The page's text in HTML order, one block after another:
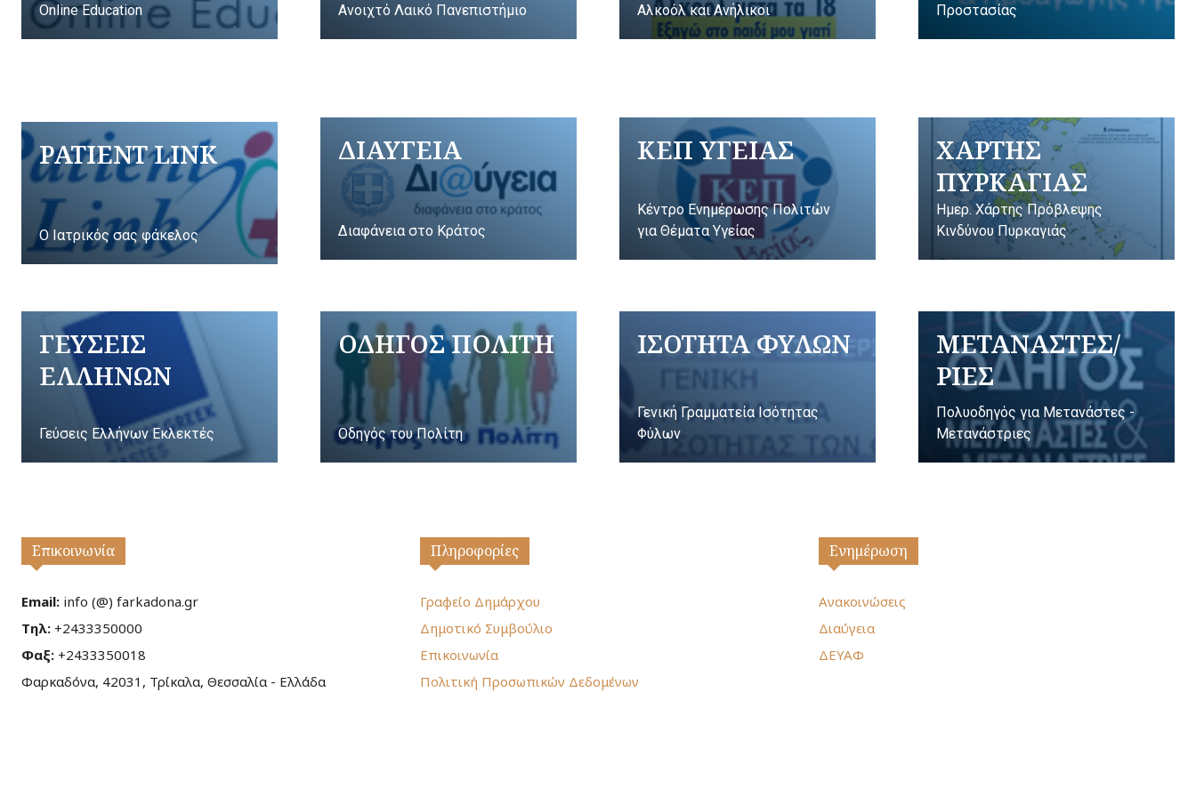
Online Education Ανοιχτό Λαικό Πανεπιστήμιο Αλκοόλ και Ανήλικοι Προστασίας
PATIENT LINK
Ο Ιατρικός σας φάκελος
ΔΙΑΥΓΕΙΑ
Διαφάνεια στο Κράτος
ΚΕΠ ΥΓΕΙΑΣ
Κέντρο Ενημέρωσης Πολιτών
για Θέματα Υγείας
ΧΑΡΤΗΣ
ΠΥΡΚΑΓΙΑΣ
Ημερ. Χάρτης Πρόβλεψης
Κινδύνου Πυρκαγιάς
ΓΕΥΣΕΙΣ
ΕΛΛΗΝΩΝ
Γεύσεις Ελλήνων Εκλεκτές
ΟΔΗΓΟΣ ΠΟΛΙΤΗ
Οδηγός του Πολίτη
ΙΣΟΤΗΤΑ ΦΥΛΩΝ
Γενική Γραμματεία Ισότητας
Φύλων
ΜΕΤΑΝΑΣΤΕΣ/
ΡΙΕΣ
Πολυοδηγός για Μετανάστες -
Μετανάστριες
Επικοινωνία
Email: info (@) farkadona.gr
Τηλ: +2433350000
Φαξ: +2433350018
Φαρκαδόνα, 42031, Τρίκαλα, Θεσσαλία - Ελλάδα
Πληροφορίες
Γραφείο Δημάρχου
Δημοτικό Συμβούλιο
Επικοινωνία
Πολιτική Προσωπικών Δεδομένων
Ενημέρωση
Ανακοινώσεις
Διαύγεια
ΔΕΥΑΦ